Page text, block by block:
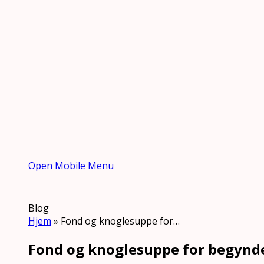
Open Mobile Menu
Blog
Hjem » Fond og knoglesuppe for…
Fond og knoglesuppe for